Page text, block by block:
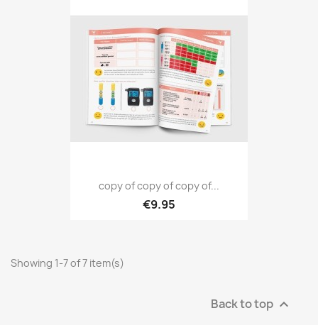
copy of copy of copy of...
€9.95
Showing 1-7 of 7 item(s)
Back to top 